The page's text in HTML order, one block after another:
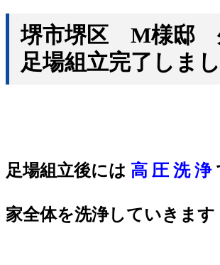
堺市堺区 M様邸
足場組立完了しまし
足場組立後には 高 圧 洗 浄
家全体を洗浄していきます